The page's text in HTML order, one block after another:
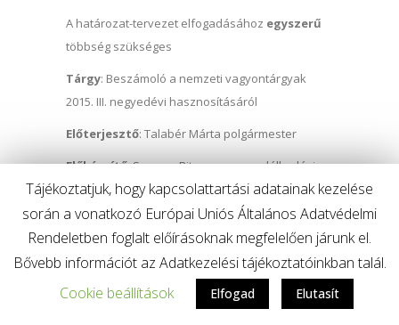
A határozat-tervezet elfogadásához egyszerű
többség szükséges
Tárgy: Beszámoló a nemzeti vagyontárgyak
2015. III. negyedévi hasznosításáról
Előterjesztő: Talabér Márta polgármester
Előkészítő: Szemes Rita vagyongazdálkodási
ügyintéző Hatósági iroda
A részletekről a letölthető PDF
dokumentumban olvashat
Várpalota Város Önkormányzati Képviselő-
Tájékoztatjuk, hogy kapcsolattartási adatainak kezelése
során a vonatkozó Európai Uniós Általános Adatvédelmi
Rendeletben foglalt előírásoknak megfelelően járunk el.
Bővebb információt az Adatkezelési tájékoztatóinkban talál.
Cookie beállítások
Elfogad Elutasít